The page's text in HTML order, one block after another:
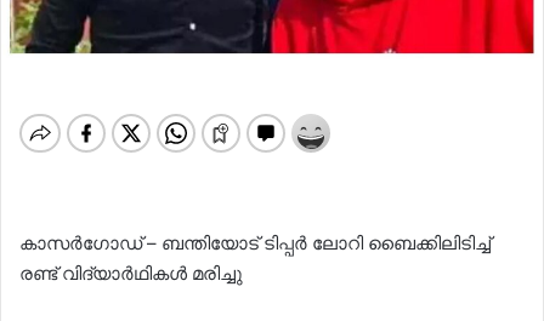
കാസർഗോഡ് – ബന്തിയോട് ടിപ്പര്‍ ലോറി ബൈക്കിലിടിച്ച്
രണ്ട് വിദ്യാര്‍ഥികള്‍ മരിച്ചു